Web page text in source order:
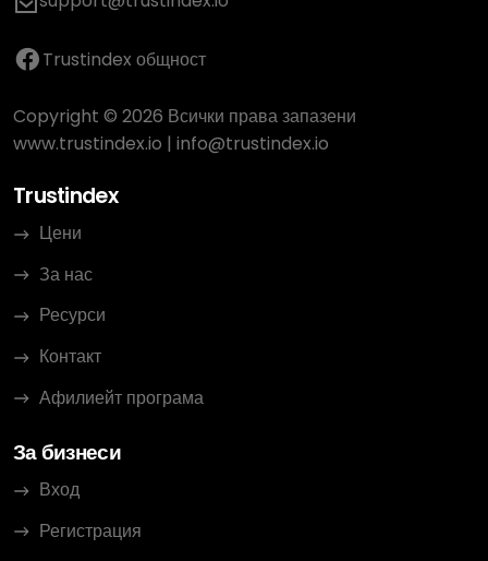
Trustindex общност
Copyright © 2026 Всички права запазени
www.trustindex.io | info@trustindex.io
Trustindex
Цени
За нас
Ресурси
Контакт
Афилиейт програма
За бизнеси
Вход
Регистрация